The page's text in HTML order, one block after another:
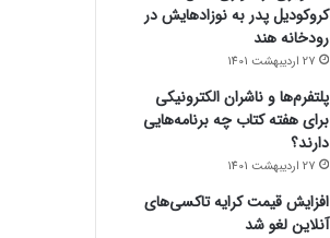
کروکودیل پدر به نوزادهایش در
رودخانه هند
27 اردیبهشت 1401
پلتفرم‌ها و ناشران الکترونیکی
برای هفته کتاب چه برنامه‌هایی
دارند؟
27 اردیبهشت 1401
افزایش قیمت کرایه تاکسی‌های
آنلاین لغو شد